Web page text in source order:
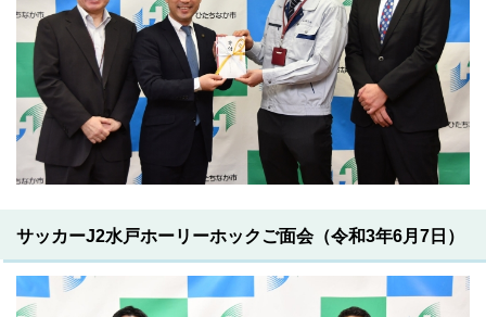
サッカーJ2水戸ホーリーホックご面会（令和3年6月7日）